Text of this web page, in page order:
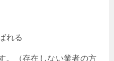
れる
。（存在しない業者の方